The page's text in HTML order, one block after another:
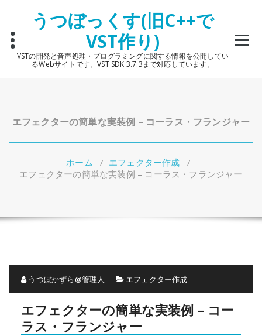
うつぼっくす(旧C++で
VST作り)
VSTの開発と音声処理・プログラミングに関する情報を公開してい
るWebサイトです。VST SDK 3.7.3まで対応しています。
エフェクターの簡単な実装例 – コーラス・フランジャー
ホーム / エフェクター作成 /
エフェクターの簡単な実装例 – コーラス・フランジャー
うつぼかずら@管理人 エフェクター作成
エフェクターの簡単な実装例 – コー
ラス・フランジャー